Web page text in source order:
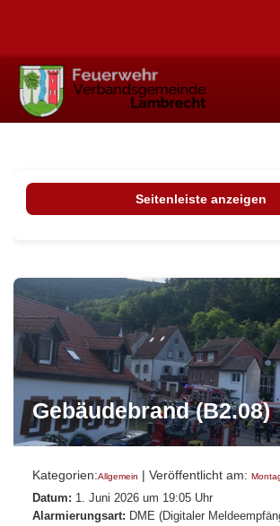
Gebäudebrand (B2.08)
Kategorien:Allgemein | Veröffentlicht am:
Datum: 1. Juni 2026 um 19:05 Uhr
Alarmierungsart: DME (Digitaler
Seitenleiste anzeigen